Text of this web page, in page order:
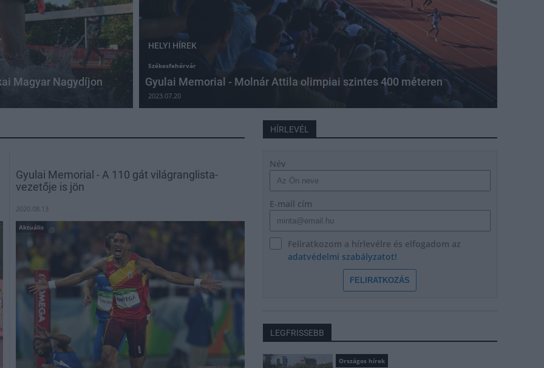
Magyar Nagydíjon
HELYI HÍREK
Székesfehérvár
Gyulai Memorial - Molnár Attila olimpiai szintes 400 méteren
2023.07.20
Gyulai Memorial - A 110 gát világranglista-
vezetője is jön
2020.08.13
Aktuális
HÍRLEVÉL
Név
E-mail cím
Feliratkozom a hírlevélre és elfogadom az
adatvédelmi szabályzatot!
FELIRATKOZÁS
LEGFRISSEBB
Országos hírek